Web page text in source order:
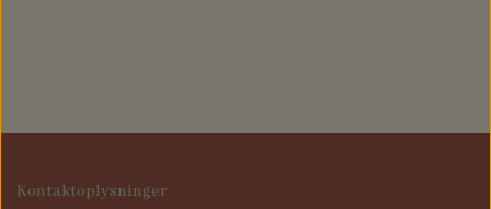
Kontaktoplysninger